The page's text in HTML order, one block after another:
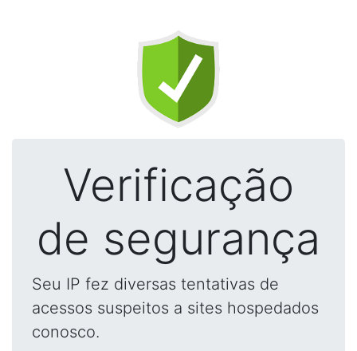
Verificação
de segurança
Seu IP fez diversas tentativas de
acessos suspeitos a sites hospedados
conosco.